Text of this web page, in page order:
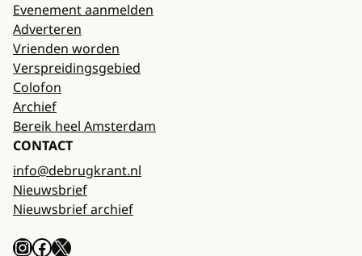
Evenement aanmelden
Adverteren
Vrienden worden
Verspreidingsgebied
Colofon
Archief
Bereik heel Amsterdam
CONTACT
info@debrugkrant.nl
Nieuwsbrief
Nieuwsbrief archief
InstagramFacebook X